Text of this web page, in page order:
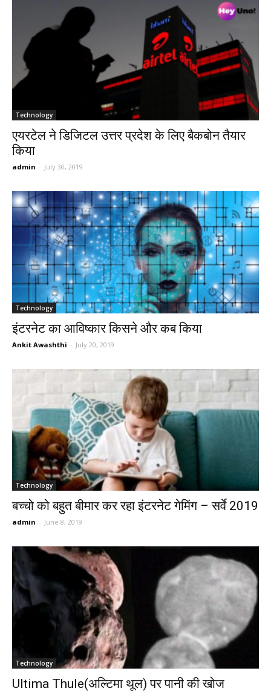
Technology
एयरटेल ने डिजिटल उत्तर प्रदेश के लिए बैकबोन तैयार
किया
admin - July 30, 2019
Technology
इंटरनेट का आविष्कार किसने और कब किया
Ankit Awashthi - July 20, 2019
Technology
बच्चो को बहुत बीमार कर रहा इंटरनेट गेमिंग – सर्वे 2019
admin - June 8, 2019
Technology
Ultima Thule(अल्टिमा थूल) पर पानी की खोज